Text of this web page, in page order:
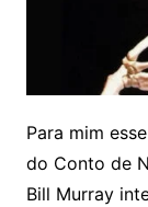
Para mim
do Conto de
Bill Murray